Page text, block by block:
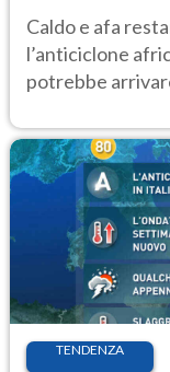
Caldo e afa
l’anticiclone
potrebbe
TENDENZA